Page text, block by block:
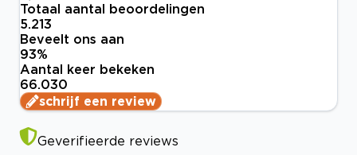
Totaal aantal beoordelingen
5.213
Beveelt ons aan
93%
Aantal keer bekeken
66.030
schrijf een review
Geverifieerde reviews